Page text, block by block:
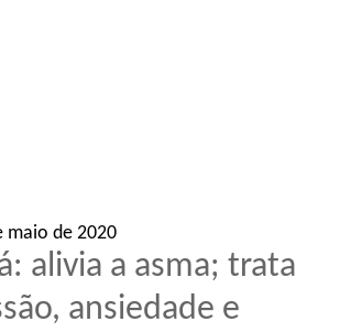
maio de 2020
alivia a asma; trata
ansiedade e